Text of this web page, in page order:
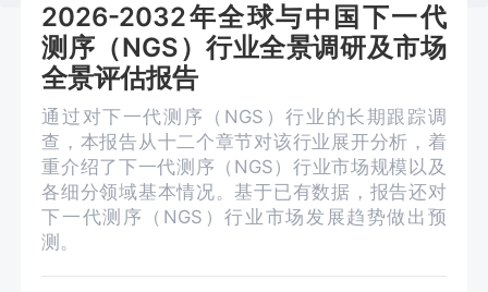
2026-2032年全球与中国下一代
测序（NGS）行业全景调研及市场
全景评估报告
通过对下一代测序（NGS）行业的长期跟踪调
查，本报告从十二个章节对该行业展开分析，着
重介绍了下一代测序（NGS）行业市场规模以及
各细分领域基本情况。基于已有数据，报告还对
下一代测序（NGS）行业市场发展趋势做出预
测。